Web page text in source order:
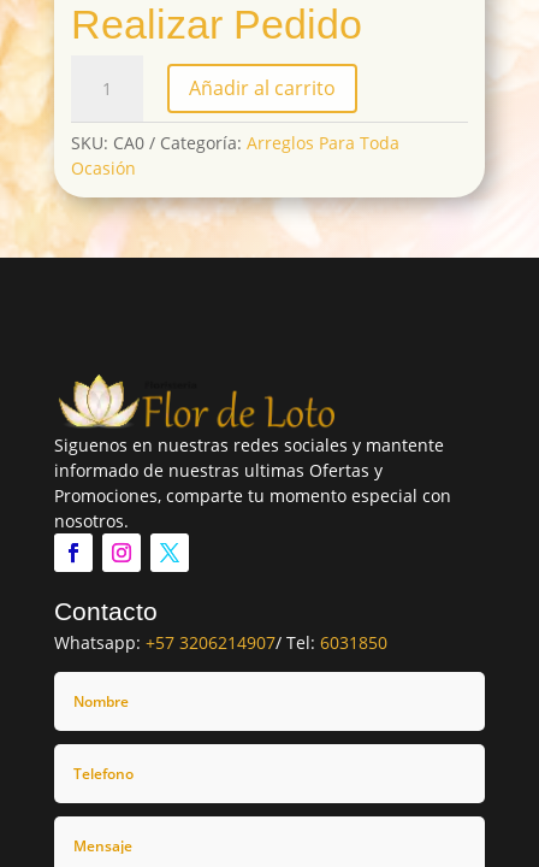
Realizar Pedido
cantidad
Añadir al carrito
SKU: CA0 Categoría: Arreglos Para Toda
Ocasión
Siguenos en nuestras redes sociales y mantente
informado de nuestras ultimas Ofertas y
Promociones, comparte tu momento especial con
nosotros.
Contacto
Whatsapp: +57 3206214907/ Tel: 6031850